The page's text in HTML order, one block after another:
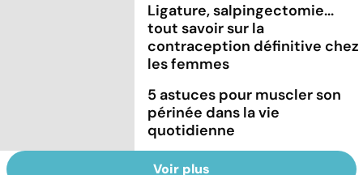
Ligature, salpingectomie...
tout savoir sur la
contraception définitive chez
les femmes
5 astuces pour muscler son
périnée dans la vie
quotidienne
Voir plus